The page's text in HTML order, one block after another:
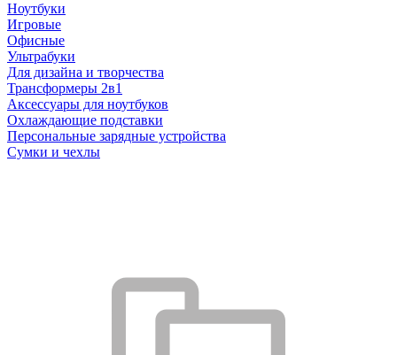
Ноутбуки
Игровые
Офисные
Ультрабуки
Для дизайна и творчества
Трансформеры 2в1
Аксессуары для ноутбуков
Охлаждающие подставки
Персональные зарядные устройства
Сумки и чехлы